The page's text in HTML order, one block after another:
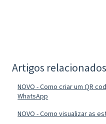
Artigos relacionados
NOVO - Como criar um QR
WhatsApp
NOVO - Como visualizar as